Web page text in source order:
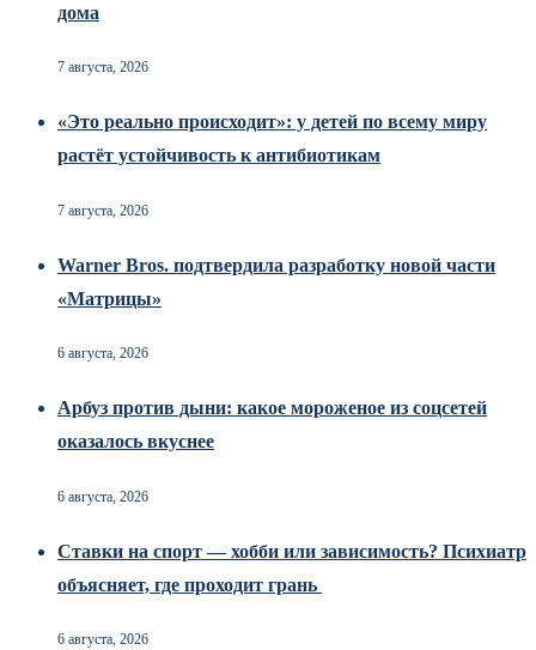
дома
7 августа, 2026
«Это реально происходит»: у детей по всему миру
растёт устойчивость к антибиотикам
7 августа, 2026
Warner Bros. подтвердила разработку новой части
«Матрицы»
6 августа, 2026
Арбуз против дыни: какое мороженое из соцсетей
оказалось вкуснее
6 августа, 2026
Ставки на спорт — хобби или зависимость? Психиатр
объясняет, где проходит грань
6 августа, 2026